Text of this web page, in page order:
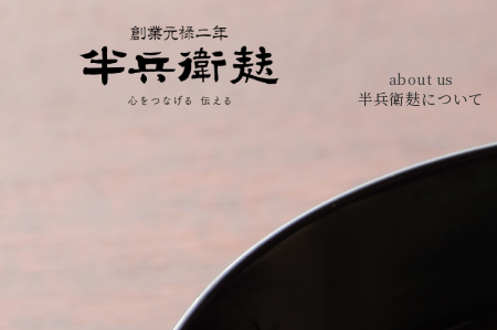
about us
半兵衛麸について